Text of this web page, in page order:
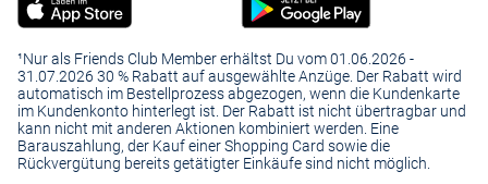
¹Nur als Friends Club Member erhältst Du vom 01.06.2026 -
31.07.2026 30 % Rabatt auf ausgewählte Anzüge. Der Rabatt wird
automatisch im Bestellprozess abgezogen, wenn die Kundenkarte
im Kundenkonto hinterlegt ist. Der Rabatt ist nicht übertragbar und
kann nicht mit anderen Aktionen kombiniert werden. Eine
Barauszahlung, der Kauf einer Shopping Card sowie die
Rückvergütung bereits getätigter Einkäufe sind nicht möglich.